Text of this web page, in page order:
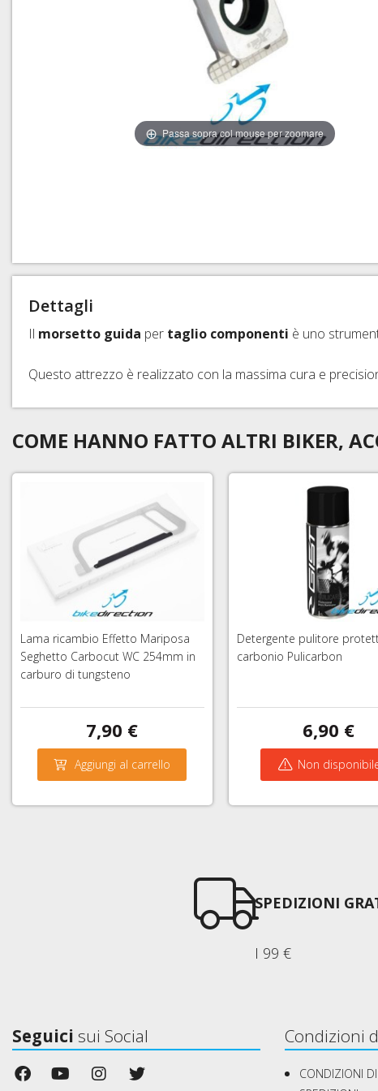
CAVI E GUAINE CAMBIO
COPERTONI E CAMERE
COPERTONI E CAMERE
COPERTONI E CAMERE
SIGILLANTI
CAVI, GUAINE E
TUBI E ACCESSORI
Passa sopra col mouse per zoomare
Dettagli
Il morsetto guida per taglio componenti è uno
Questo attrezzo è realizzato con la massima cura e
COME HANNO FATTO ALTRI BIKER,
Lama ricambio Effetto Mariposa
Seghetto Carbocut WC 254mm in
carburo di tungsteno
7,90 €
Aggiungi al carrello
Detergente pulitore
carbonio Pulicarbon
6,90 €
Non
SPEDIZIONI
I 99 €
Seguici sui Social Condizioni
CONDIZIONI